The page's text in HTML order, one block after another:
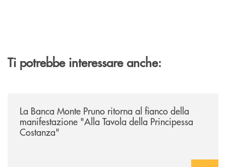
Ti potrebbe interessare anche:
La Banca Monte Pruno ritorna al fianco della
manifestazione "Alla Tavola della Principessa
Costanza"